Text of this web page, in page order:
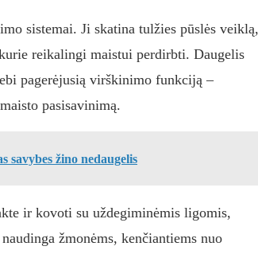
sistemai. Ji skatina tulžies pūslės veiklą,
reikalingi maistui perdirbti. Daugelis
pagerėjusią virškinimo funkciją –
pasisavinimą.
savybes žino nedaugelis
ir kovoti su uždegiminėmis ligomis,
žmonėms, kenčiantiems nuo